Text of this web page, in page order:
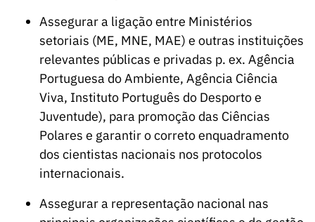
Assegurar a ligação entre Ministérios
setoriais (ME, MNE, MAE) e outras instituições
relevantes públicas e privadas p. ex. Agência
Portuguesa do Ambiente, Agência Ciência
Viva, Instituto Português do Desporto e
Juventude), para promoção das Ciências
Polares e garantir o correto enquadramento
dos cientistas nacionais nos protocolos
internacionais.
Assegurar a representação nacional nas